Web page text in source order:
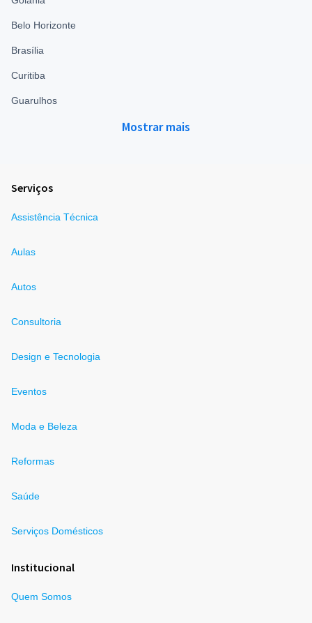
Belo Horizonte
Brasília
Curitiba
Guarulhos
Mostrar mais
Serviços
Assistência Técnica
Aulas
Autos
Consultoria
Design e Tecnologia
Eventos
Moda e Beleza
Reformas
Saúde
Serviços Domésticos
Institucional
Quem Somos